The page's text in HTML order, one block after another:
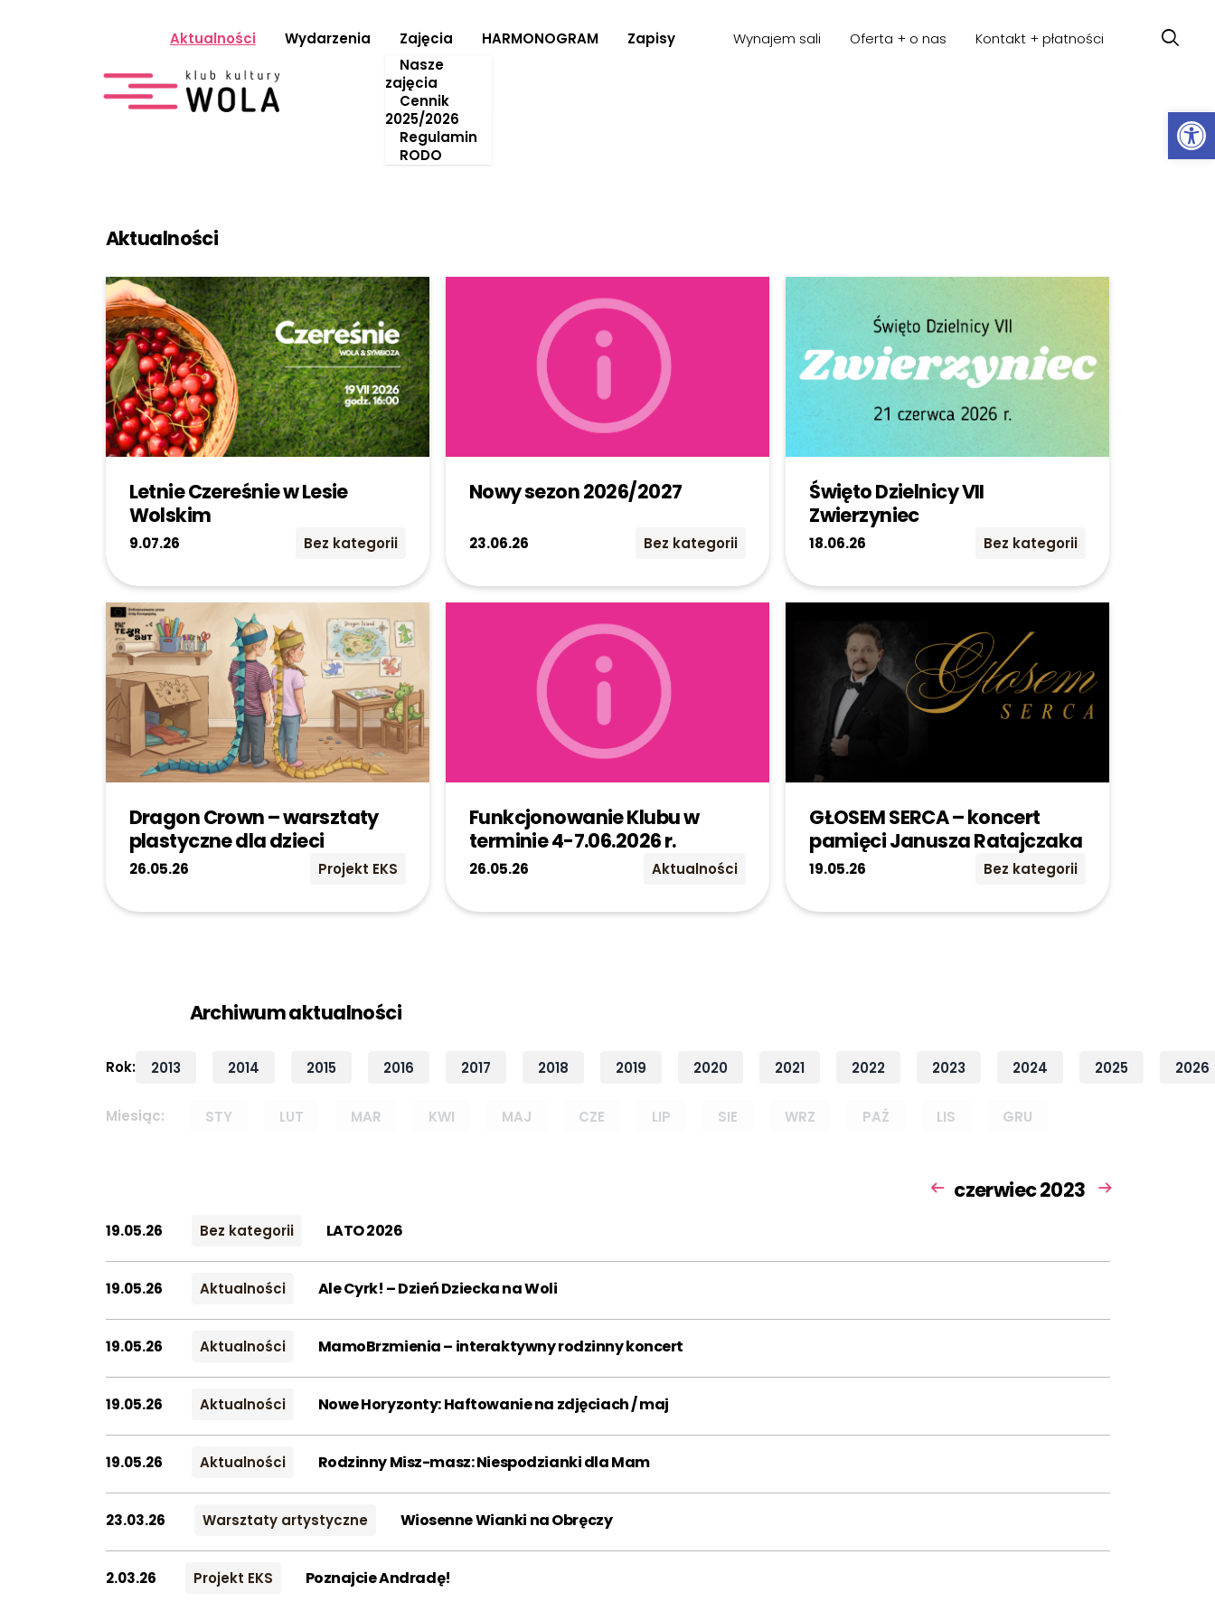
Aktualności Wydarzenia
Zajęcia
Nasze
zajęcia
Cennik
2025/2026
Regulamin
RODO
HARMONOGRAM Zapisy Wynajem sali Oferta + o nas Kontakt + płatności
Aktualności
Letnie Czereśnie w Lesie
Wolskim
9.07.26 Bez kategorii
Nowy sezon 2026/2027
23.06.26 Bez kategorii
Święto Dzielnicy VII
Zwierzyniec
18.06.26 Bez kategorii
Dragon Crown – warsztaty
plastyczne dla dzieci
26.05.26 Projekt EKS
Funkcjonowanie Klubu w
terminie 4-7.06.2026 r.
26.05.26 Aktualności
GŁOSEM SERCA – koncert
pamięci Janusza Ratajczaka
19.05.26 Bez kategorii
Archiwum aktualności
2016
2025 2026
KWI MAJ
Rok: 2013 2014 2015 2016 2017 2018 2019 2020 2021 2022 2023 2024 2025 2026
Miesiąc: STY LUT MAR KWI MAJ CZE LIP SIE WRZ PAŹ LIS GRU
czerwiec 2023
LATO 2026
19.05.26 Bez kategorii
Ale Cyrk! – Dzień Dziecka na Woli
19.05.26 Aktualności
MamoBrzmienia – interaktywny rodzinny koncert
19.05.26 Aktualności
Nowe Horyzonty: Haftowanie na zdjęciach / maj
19.05.26 Aktualności
Rodzinny Misz-masz: Niespodzianki dla Mam
19.05.26 Aktualności
Wiosenne Wianki na Obręczy
23.03.26 Warsztaty artystyczne
Poznajcie Andradę!
2.03.26 Projekt EKS